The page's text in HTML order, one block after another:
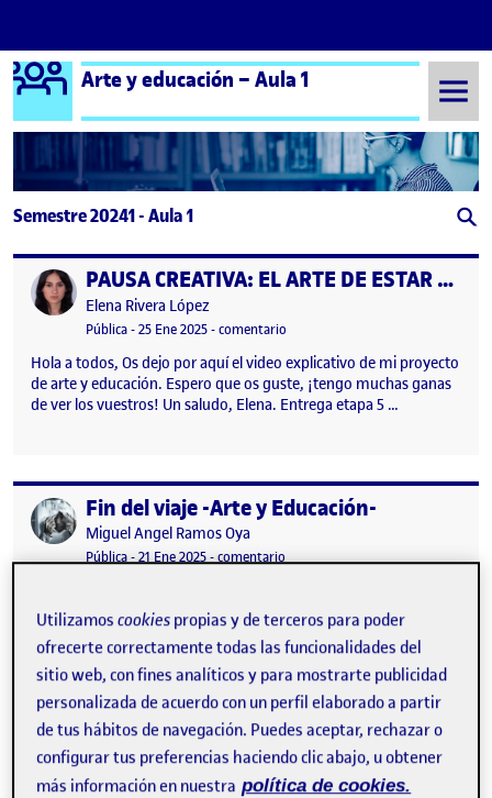
Saltar al contenido
Logo Ágora
Arte y educación – Aula 1
Semestre 20241 - Aula 1
Publicado por PAUSA CREATIVA: EL ARTE DE ESTAR PRESENTE
Publicado por
Elena Rivera López
Visibilidad:
Pública-Fecha de publicación
25 Ene 202525 enero, 2025 2:04 pm
-comentario
Hola a todos, Os dejo por aquí el video explicativo de mi proyecto
de arte y educación. Espero que os guste, ¡tengo muchas ganas
de ver los vuestros! Un saludo, Elena. Entrega etapa 5 …
Publicado porFin del viaje -Arte y Educación-
Publicado por
Miguel Angel Ramos Oya
Visibilidad:
Pública-Fecha de publicación
21 Ene 2025-comentario
presentación del proyecto junto con el dossier. Saludos Entrega
etapa 5 …
Publicado porEtapa4 CONSTRUYO EL CAMINO
Publicado por
Miguel Angel Ramos Oya
Visibilidad:
Pública -Fecha de publicación
7 Ene 2025-comentarioen Etapa4 CONSTRUYO EL CAMINO
Utilizamoscookies propias y de terceros para poder
ofrecerte correctamente todas las funcionalidades del
sitio web, con fines analíticos y para mostrarte publicidad
personalizada de acuerdo con un perfil elaborado a partir
de tus hábitos de navegación. Puedes aceptar, rechazar o
configurar tus preferencias haciendo clic abajo, u obtener
más información en nuestra política de cookies.